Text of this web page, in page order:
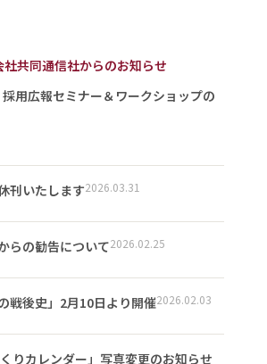
社共同通信社からのお知らせ
用広報セミナー＆ワークショップの
刊いたします2026.03.31
らの勧告について2026.02.25
戦後史」2月10日より開催2026.02.03
くりカレンダー」写真変更のお知らせ